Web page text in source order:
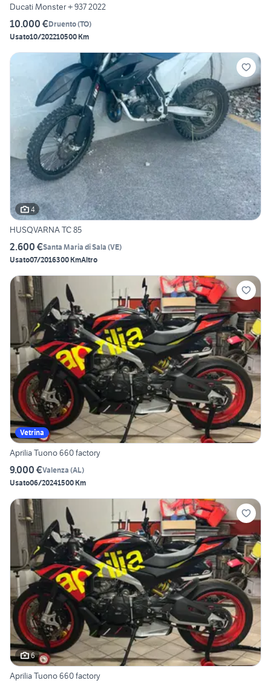
Ducati Monster + 937 2022
10.000 €Druento(TO)
Usato10/202210500 Km
4
HUSQVARNA TC 85
2.600 €Santa Maria di Sala (VE)
Usato07/2016300 KmAltro
Vetrina
Aprilia Tuono 660 factory
9.000 €Valenza (AL)
Usato06/20241500 Km
6
Aprilia Tuono 660 factory